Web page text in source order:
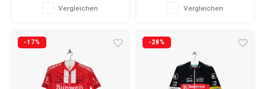
Vergleichen Vergleichen
-17% -28%